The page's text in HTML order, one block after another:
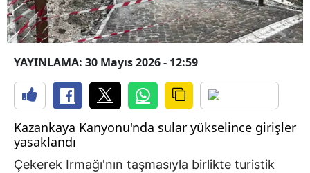
YAYINLAMA: 30 Mayıs 2026 - 12:59
Kazankaya Kanyonu'nda sular yükselince girişler
yasaklandı
Çekerek Irmağı'nın taşmasıyla birlikte turistik